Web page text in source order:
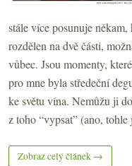
stále více posunuje
rozdělen na dvě části,
vůbec. Jsou momenty,
pro mne byla středeční
ke světu vína. Nemůžu ji
z toho “vypsat” (ano,
Zobraz celý článek →